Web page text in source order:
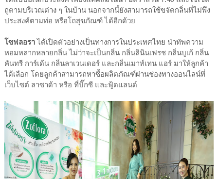
ถูตามบริเวณต่าง ๆ ในบ้าน นอกจากนี้ยังสามารถใช้ขจัดกลิ่นที่ไม่พึง
ประสงค์ตามท่อ หรือโถสุขภัณฑ์ ได้อีกด้วย
โซฟลอราได้เปิดตัวอย่างเป็นทางการในประเทศไทย นำทัพความ
หอมหลากหลายกลิ่น ไม่ว่าจะเป็นกลิ่น กลิ่นลินินเฟรช กลิ่นบูเก้ กลิ่น
คันทรี การ์เด้น กลิ่นลาเวนเดอร์ และกลิ่นเมาท์เทน แอร์ มาให้ลูกค้า
ได้เลือก โดยลูกค้าสามารถหาซื้อผลิตภัณฑ์ผ่านช่องทางออนไลน์ที่
เว็บไซต์ ลาซาด้า หรือ ที่บิ๊กซี และฟู้ดแลนด์